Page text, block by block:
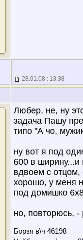
28.01.08 : 13:38
Любер, не, ну
задача Пашу
типо "А чо,
ну вот я под
600 в ширину...и
вдвоем с отцом,
хорошо, у меня
под домишко
но, повторюсь,
Борзя в\ч 46198